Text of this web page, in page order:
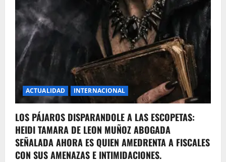
ACTUALIDAD INTERNACIONAL
LOS PÁJAROS DISPARANDOLE A LAS ESCOPETAS:
HEIDI TAMARA DE LEON MUÑOZ ABOGADA
SEÑALADA AHORA ES QUIEN AMEDRENTA A FISCALES
CON SUS AMENAZAS E INTIMIDACIONES.